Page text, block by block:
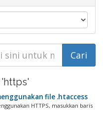
file .htaccess
HTTPS, masukkan baris